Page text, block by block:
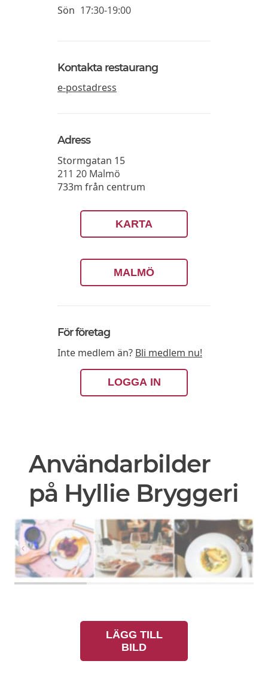
Sön 17:30-19:00
Kontakta restaurang
e-postadress
Adress
Stormgatan 15
211 20 Malmö
733m från centrum
KARTA
MALMÖ
För företag
Inte medlem än? Bli medlem nu!
LOGGA IN
Användarbilder
på Hyllie Bryggeri
LÄGG TILL
BILD